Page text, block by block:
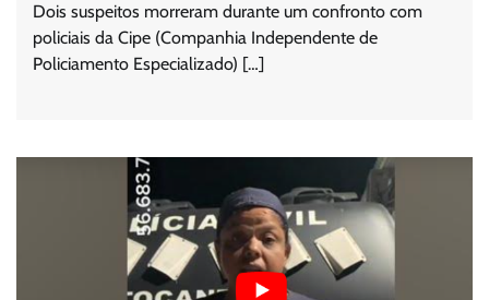
Dois suspeitos morreram durante um confronto com
policiais da Cipe (Companhia Independente de
Policiamento Especializado) […]